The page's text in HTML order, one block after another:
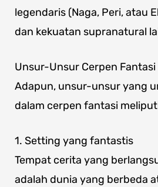
legendaris (Naga, Peri, atau
dan kekuatan supranatural
Unsur-Unsur Cerpen Fantasi
Adapun, unsur-unsur yang
dalam cerpen fantasi
1. Setting yang fantastis
Tempat cerita yang
adalah dunia yang berbeda